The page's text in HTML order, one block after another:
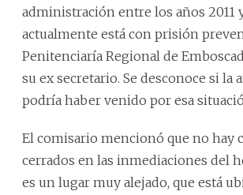
administración entre los años 2011
actualmente está con prisión
Penitenciaría Regional de
su ex secretario. Se desconoce si la
podría haber venido por esa
El comisario mencionó que no hay
cerrados en las inmediaciones del
es un lugar muy alejado, que está